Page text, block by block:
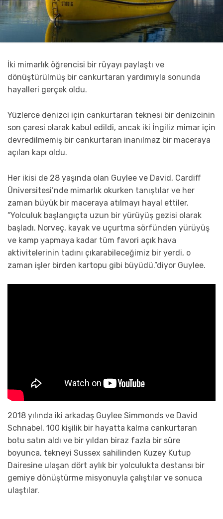
İki mimarlık öğrencisi bir rüyayı paylaştı ve
dönüştürülmüş bir cankurtaran yardımıyla sonunda
hayalleri gerçek oldu.
Yüzlerce denizci için cankurtaran teknesi bir denizcinin
son çaresi olarak kabul edildi, ancak iki İngiliz mimar için
devredilmemiş bir cankurtaran inanılmaz bir maceraya
açılan kapı oldu.
Her ikisi de 28 yaşında olan Guylee ve David, Cardiff
Üniversitesi’nde mimarlık okurken tanıştılar ve her
zaman büyük bir maceraya atılmayı hayal ettiler.
“Yolculuk başlangıçta uzun bir yürüyüş gezisi olarak
başladı. Norveç, kayak ve uçurtma sörfünden yürüyüş
ve kamp yapmaya kadar tüm favori açık hava
aktivitelerinin tadını çıkarabileceğimiz bir yerdi, o
zaman işler birden kartopu gibi büyüdü.”diyor Guylee.
2018 yılında iki arkadaş Guylee Simmonds ve David
Schnabel, 100 kişilik bir hayatta kalma cankurtaran
botu satın aldı ve bir yıldan biraz fazla bir süre
boyunca, tekneyi Sussex sahilinden Kuzey Kutup
Dairesine ulaşan dört aylık bir yolculukta destansı bir
gemiye dönüştürme misyonuyla çalıştılar ve sonuca
ulaştılar.